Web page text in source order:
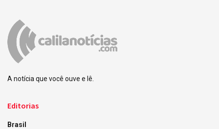
A notícia que você ouve e lê.
Editorias
Brasil